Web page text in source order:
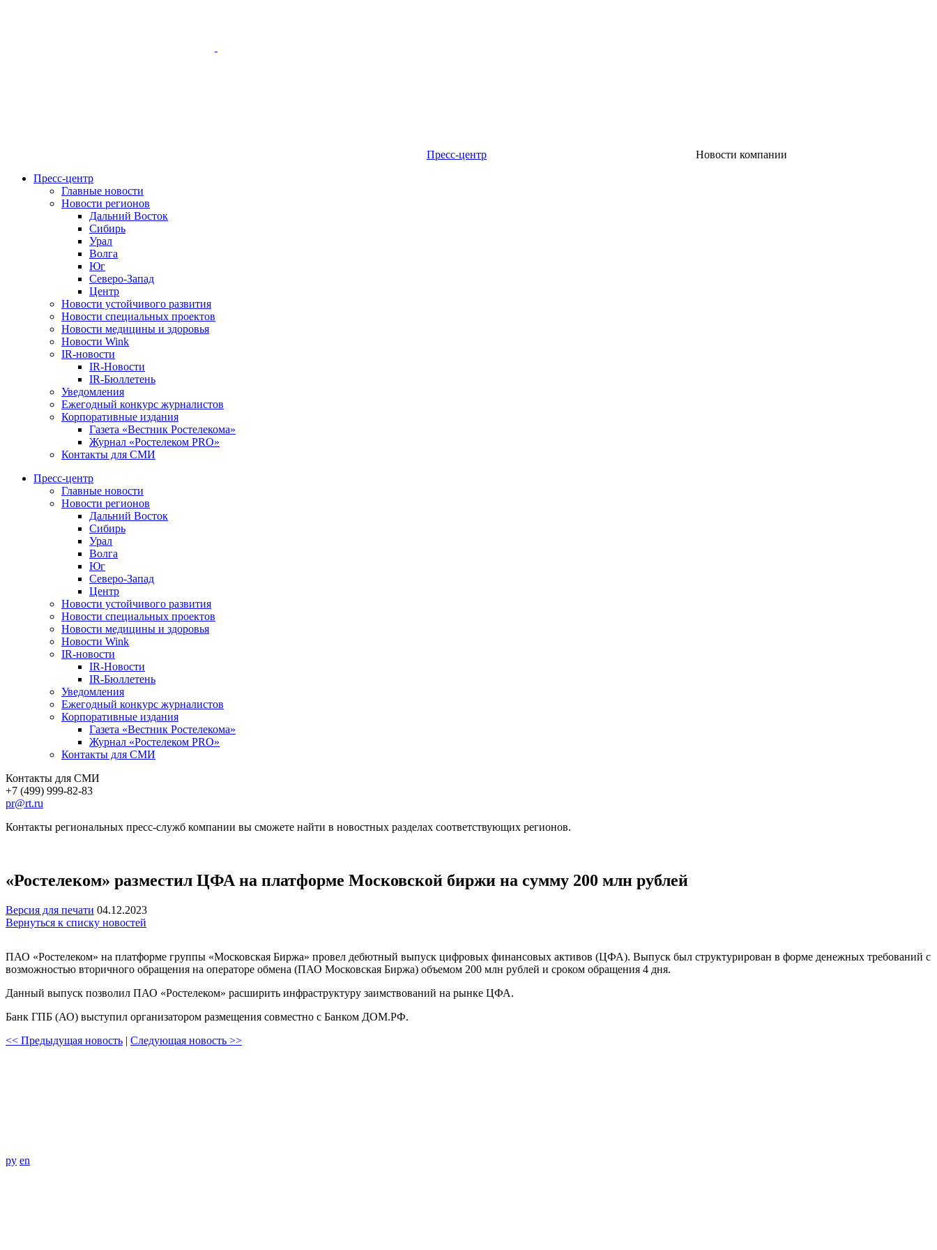
Пресс-центр
Новости компании
Пресс-центр
Главные новости
Новости регионов
Дальний Восток
Сибирь
Урал
Волга
Юг
Северо-Запад
Центр
Новости устойчивого развития
Новости специальных проектов
Новости медицины и здоровья
Новости Wink
IR-новости
IR-Новости
IR-Бюллетень
Уведомления
Ежегодный конкурс журналистов
Корпоративные издания
Газета «Вестник Ростелекома»
Журнал «Ростелеком PRO»
Контакты для СМИ
Пресс-центр
Главные новости
Новости регионов
Дальний Восток
Сибирь
Урал
Волга
Юг
Северо-Запад
Центр
Новости устойчивого развития
Новости специальных проектов
Новости медицины и здоровья
Новости Wink
IR-новости
IR-Новости
IR-Бюллетень
Уведомления
Ежегодный конкурс журналистов
Корпоративные издания
Газета «Вестник Ростелекома»
Журнал «Ростелеком PRO»
Контакты для СМИ
Контакты для СМИ
+7 (499) 999-82-83
pr@rt.ru
Контакты региональных пресс-служб компании вы сможете найти в новостных разделах соответствующих регионов.
«Ростелеком» разместил ЦФА на платформе Московской биржи на сумму 200 млн рублей
Версия для печати 04.12.2023
Вернуться к списку новостей
ПАО «Ростелеком» на платформе группы «Московская Биржа» провел дебютный выпуск цифровых финансовых активов (ЦФА). Выпуск был структурирован в форме денежных требований с
возможностью вторичного обращения на операторе обмена (ПАО Московская Биржа) объемом 200 млн рублей и сроком обращения 4 дня.
Данный выпуск позволил ПАО «Ростелеком» расширить инфраструктуру заимствований на рынке ЦФА.
Банк ГПБ (АО) выступил организатором размещения совместно с Банком ДОМ.РФ.
<< Предыдущая новость | Следующая новость >>
ру en